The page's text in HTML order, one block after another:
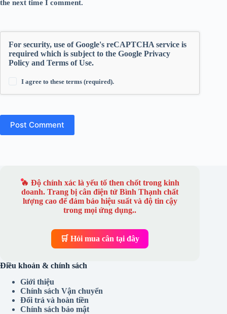
the next time I comment.
For security, use of Google's reCAPTCHA service is
required which is subject to the Google Privacy
Policy and Terms of Use.
I agree to these terms (required).
Post Comment
🔥 Độ chính xác là yếu tố then chốt trong kinh
doanh. Trang bịcân điện tử Bình Thạnh chất
lượng cao để đảm bảo hiệu suất và độ tin cậy
trong mọi ứng dụng..
🛒 Hỏi mua cân tại đây
Điều khoản & chính sách
Giới thiệu
Chính sách Vận chuyển
Đổi trả và hoàn tiền
Chính sách bảo mật